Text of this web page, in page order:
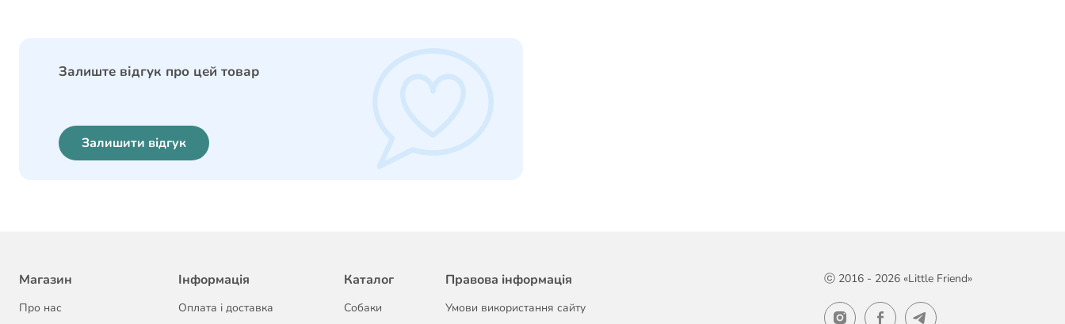
Залиште відгук про цей товар
Залишити відгук
Магазин
Про нас
Інформація
Оплата і доставка
Каталог
Собаки
Правова інформація
Умови використання сайту
ⓒ 2016 - 2026 «Little Friend»